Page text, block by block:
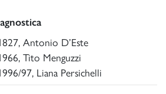
Antonio D’Este
Tito Menguzzi
97, Liana Persichelli